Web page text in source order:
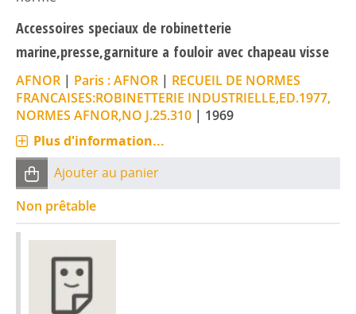
Accessoires speciaux de robinetterie
marine,presse,garniture a fouloir avec chapeau visse
AFNOR | Paris : AFNOR | RECUEIL DE NORMES
FRANCAISES:ROBINETTERIE INDUSTRIELLE,ED.1977,
NORMES AFNOR,NO J.25.310 | 1969
Plus d'information...
Ajouter au panier
Non prêtable